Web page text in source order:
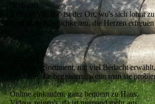
(Refrain)
STROHVIEH® ist der Ort, wo's sich lohnt
Regionale Köstlichkeiten, die Herzen
Im breiten Sortiment, mit viel Bedacht erwählt,
Produkte, die begeistern, wenn man sie
Online einkaufen, ganz bequem zu Haus,